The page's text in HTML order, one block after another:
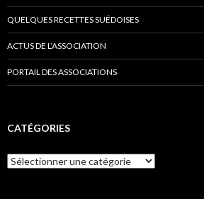
QUELQUES RECETTES SUÉDOISES
ACTUS DE L’ASSOCIATION
PORTAIL DES ASSOCIATIONS
CATÉGORIES
C